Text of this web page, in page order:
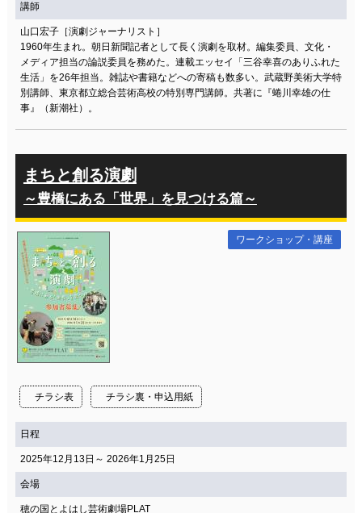
講師
山口宏子［演劇ジャーナリスト］
1960年生まれ。朝日新聞記者として長く演劇を取材。編集委員、文化・
メディア担当の論説委員を務めた。連載エッセイ「三谷幸喜のありふれた
生活」を26年担当。雑誌や書籍などへの寄稿も数多い。武蔵野美術大学特
別講師、東京都立総合芸術高校の特別専門講師。共著に『蜷川幸雄の仕
事』（新潮社）。
まちと創る演劇
～豊橋にある「世界」を見つける篇～
チラシ表 チラシ裏・申込用紙
ワークショップ・講座
日程
2025年12月13日～ 2026年1月25日
会場
穂の国とよはし芸術劇場PLAT